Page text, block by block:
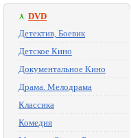
DVD
Детектив, Боевик
Детское Кино
Документальное Кино
Драма. Мелодрама
Классика
Комедия